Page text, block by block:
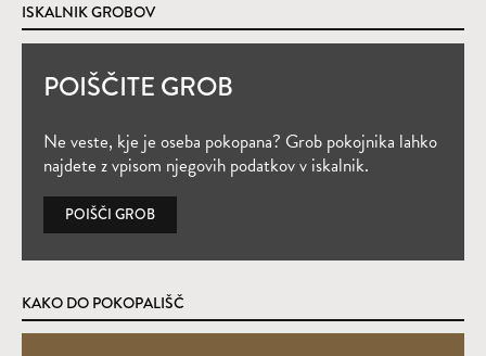
ISKALNIK GROBOV
POIŠČITE GROB
Ne veste, kje je oseba pokopana? Grob pokojnika lahko
najdete z vpisom njegovih podatkov v iskalnik.
POIŠČI GROB
KAKO DO POKOPALIŠČ